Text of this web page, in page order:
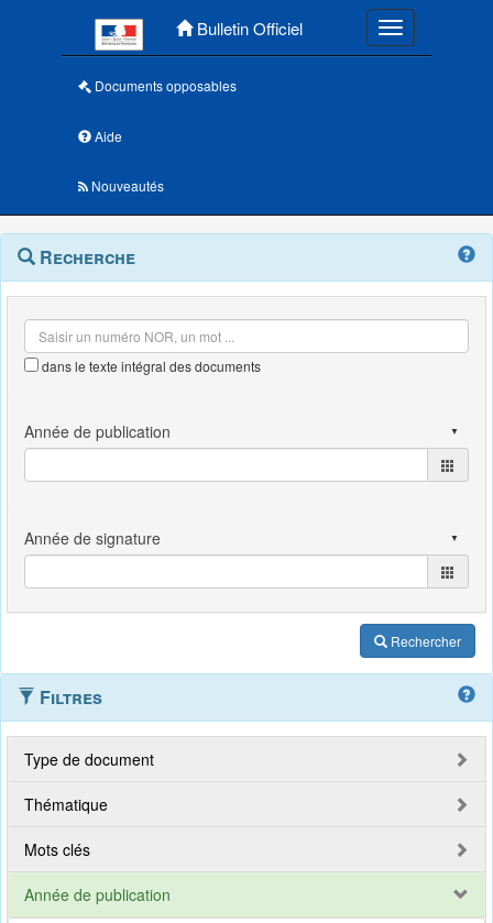
Bulletin Officiel Toggle
Documents opposables
Aide
Nouveautés
Navigation
outils
Menu
contextuel
Recherche
dans le texte intégral des documents
Rechercher
Filtres
Type de document
Thématique
Mots clés
Année de publication